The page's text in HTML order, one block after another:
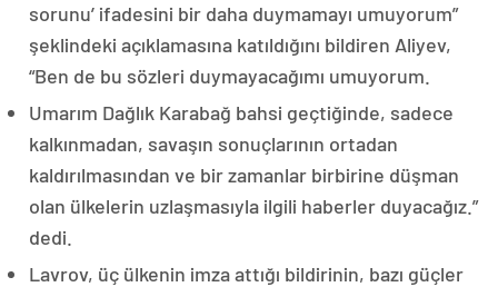
sorunu’ ifadesini bir daha duymamayı umuyorum”
şeklindeki açıklamasına katıldığını bildiren Aliyev,
“Ben de bu sözleri duymayacağımı umuyorum.
Umarım Dağlık Karabağ bahsi geçtiğinde, sadece
kalkınmadan, savaşın sonuçlarının ortadan
kaldırılmasından ve bir zamanlar birbirine düşman
olan ülkelerin uzlaşmasıyla ilgili haberler duyacağız.”
dedi.
Lavrov, üç ülkenin imza attığı bildirinin, bazı güçler